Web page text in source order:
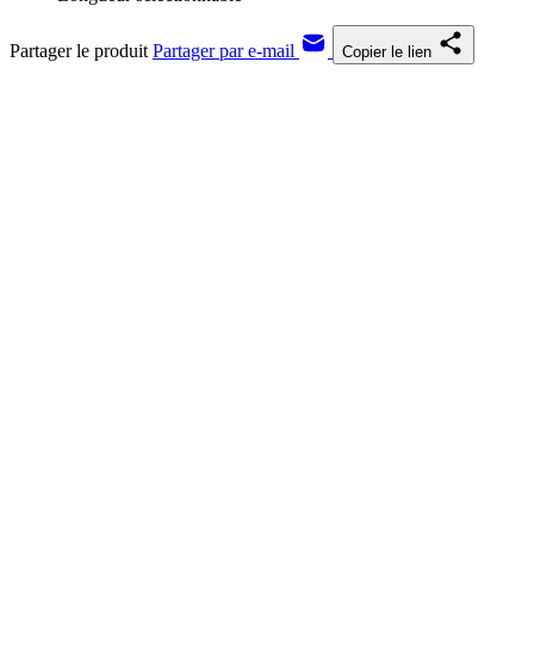
Partager le produit Partager par e-mail Copier le lien